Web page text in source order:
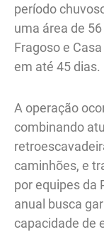
período
uma área de
Fragoso e
em até 45 dias.
A operação
combinando
caminhões, e
por equipes da
anual busca
capacidade de